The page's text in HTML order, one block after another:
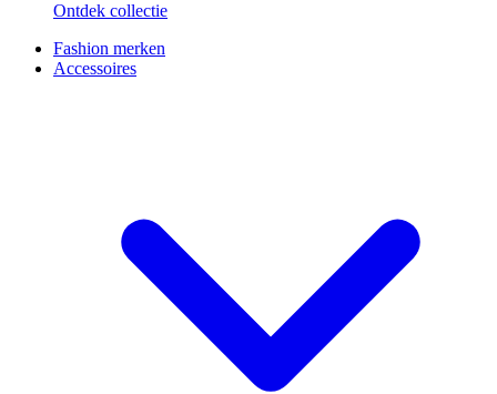
Ontdek collectie
Fashion merken
Accessoires